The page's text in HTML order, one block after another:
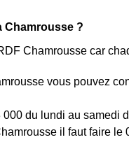
Chamrousse ?
Chamrousse car
vous pouvez
du lundi au samedi
il faut faire